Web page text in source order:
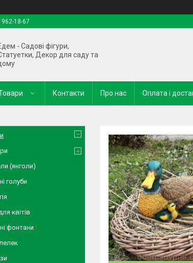
18-67
- Садові фігури,
Декор для саду та
Контакти Про нас Оплата і
(янголи)
голуби
квітів
фонтани